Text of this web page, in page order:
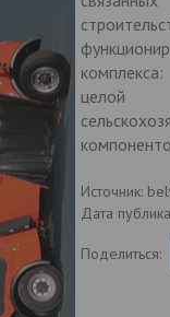
Источник:
Дата
Поделиться: